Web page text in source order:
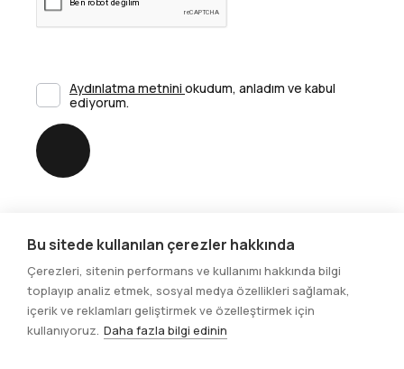
Aydınlatma metnini okudum, anladım ve kabul
ediyorum.
Gönder
Bu sitede kullanılan çerezler hakkında
Çerezleri, sitenin performans ve kullanımı hakkında bilgi
toplayıp analiz etmek, sosyal medya özellikleri sağlamak,
içerik ve reklamları geliştirmek ve özelleştirmek için
kullanıyoruz. Daha fazla bilgi edinin